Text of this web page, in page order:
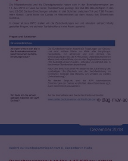
© diag-mav-ac